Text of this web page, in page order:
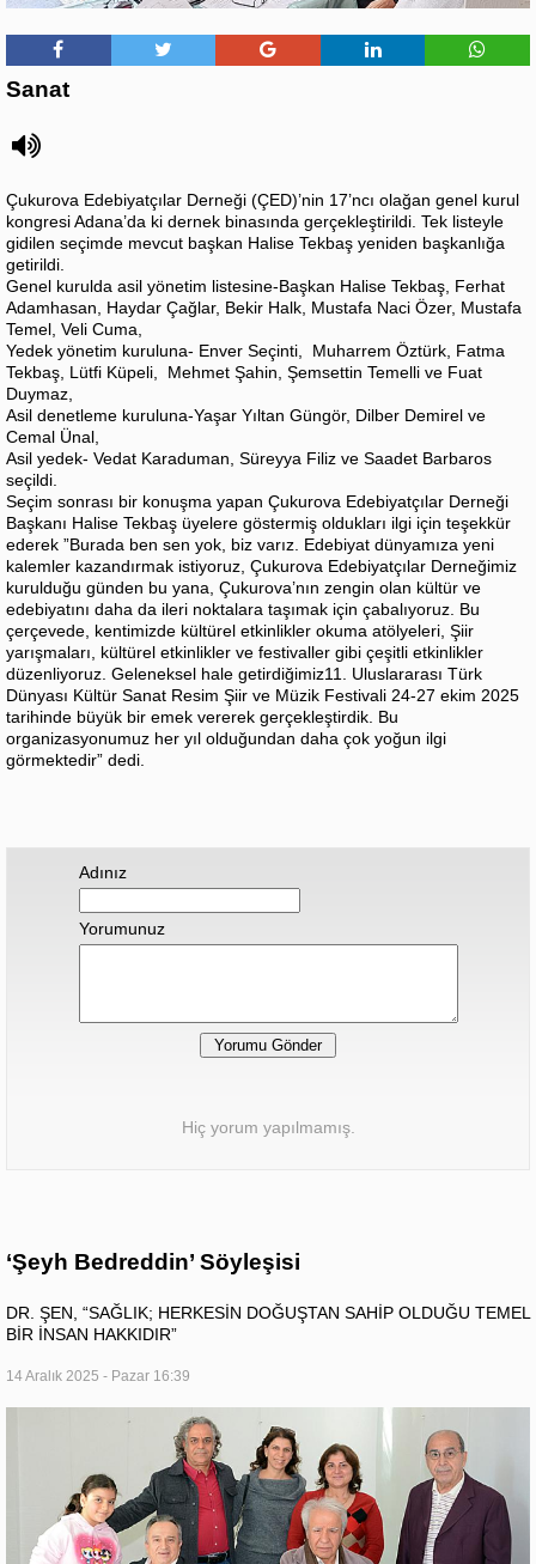
Sanat
Çukurova Edebiyatçılar Derneği (ÇED)’nin 17’ncı olağan genel kurul
kongresi Adana’da ki dernek binasında gerçekleştirildi. Tek listeyle
gidilen seçimde mevcut başkan Halise Tekbaş yeniden başkanlığa
getirildi.
Genel kurulda asil yönetim listesine-Başkan Halise Tekbaş, Ferhat
Adamhasan, Haydar Çağlar, Bekir Halk, Mustafa Naci Özer, Mustafa
Temel, Veli Cuma,
Yedek yönetim kuruluna- Enver Seçinti, Muharrem Öztürk, Fatma
Tekbaş, Lütfi Küpeli, Mehmet Şahin, Şemsettin Temelli ve Fuat
Duymaz,
Asil denetleme kuruluna-Yaşar Yıltan Güngör, Dilber Demirel ve
Cemal Ünal,
Asil yedek- Vedat Karaduman, Süreyya Filiz ve Saadet Barbaros
seçildi.
Seçim sonrası bir konuşma yapan Çukurova Edebiyatçılar Derneği
Başkanı Halise Tekbaş üyelere göstermiş oldukları ilgi için teşekkür
ederek ”Burada ben sen yok, biz varız. Edebiyat dünyamıza yeni
kalemler kazandırmak istiyoruz, Çukurova Edebiyatçılar Derneğimiz
kurulduğu günden bu yana, Çukurova’nın zengin olan kültür ve
edebiyatını daha da ileri noktalara taşımak için çabalıyoruz. Bu
çerçevede, kentimizde kültürel etkinlikler okuma atölyeleri, Şiir
yarışmaları, kültürel etkinlikler ve festivaller gibi çeşitli etkinlikler
düzenliyoruz. Geleneksel hale getirdiğimiz11. Uluslararası Türk
Dünyası Kültür Sanat Resim Şiir ve Müzik Festivali 24-27 ekim 2025
tarihinde büyük bir emek vererek gerçekleştirdik. Bu
organizasyonumuz her yıl olduğundan daha çok yoğun ilgi
görmektedir” dedi.
Adınız
Yorumunuz
Hiç yorum yapılmamış.
‘Şeyh Bedreddin’ Söyleşisi
DR. ŞEN, “SAĞLIK; HERKESİN DOĞUŞTAN SAHİP OLDUĞU TEMEL
BİR İNSAN HAKKIDIR”
14 Aralık 2025 - Pazar 16:39